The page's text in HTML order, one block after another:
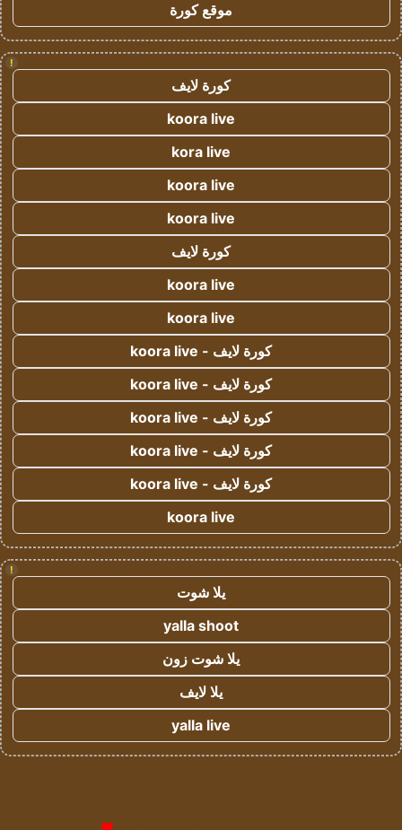
موقع كورة
!
كورة لايف
koora live
kora live
koora live
koora live
كورة لايف
koora live
koora live
كورة لايف - koora live
كورة لايف - koora live
كورة لايف - koora live
كورة لايف - koora live
كورة لايف - koora live
koora live
!
يلا شوت
yalla shoot
يلا شوت زون
يلا لايف
yalla live